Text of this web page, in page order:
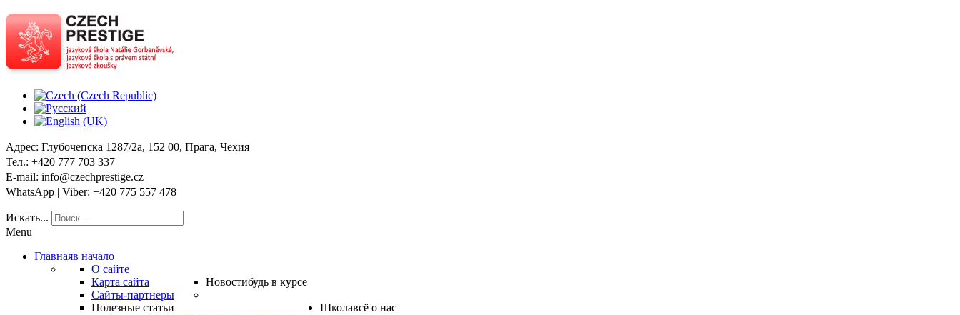
Адрес: Глубочепска 1287/2a, 152 00, Прага, Чехия
Тел.: +420 777 703 337
E-mail: info@czechprestige.cz
WhatsApp | Viber: +420 775 557 478
Искать...
Menu
Главнаяв начало
О сайте
Карта сайта
Сайты-партнеры
Новостибудь в курсе
Полезные статьи
Школавсё о нас